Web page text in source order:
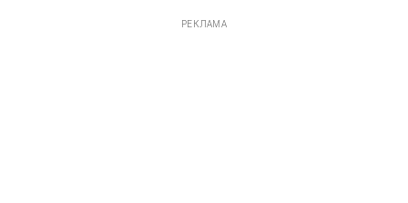
РЕКЛАМА